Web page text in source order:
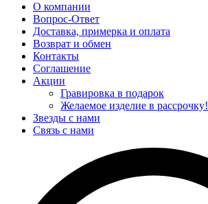
О компании
Вопрос-Ответ
Доставка, примерка и оплата
Возврат и обмен
Контакты
Соглашение
Акции
Гравировка в подарок
Желаемое изделие в рассрочку!
Звезды с нами
Связь с нами